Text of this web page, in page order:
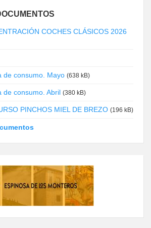
COCHES CLÁSICOS 2026
de consumo. Mayo (638 kB)
de consumo. Abril (380 kB)
PINCHOS MIEL DE BREZO (196 kB)